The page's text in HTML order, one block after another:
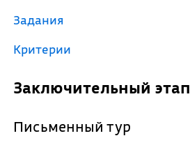
Задания
Критерии
Заключительный этап
Письменный тур